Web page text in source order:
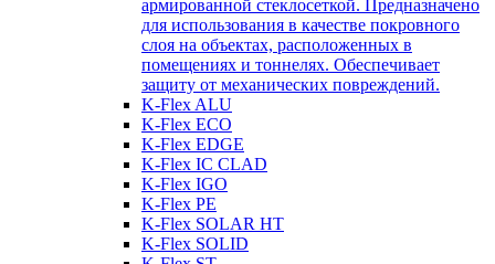
армированной стеклосеткой. Предназначено
для использования в качестве покровного
слоя на объектах, расположенных в
помещениях и тоннелях. Обеспечивает
защиту от механических повреждений.
K-Flex ALU
K-Flex ECO
K-Flex EDGE
K-Flex IC CLAD
K-Flex IGO
K-Flex PE
K-Flex SOLAR HT
K-Flex SOLID